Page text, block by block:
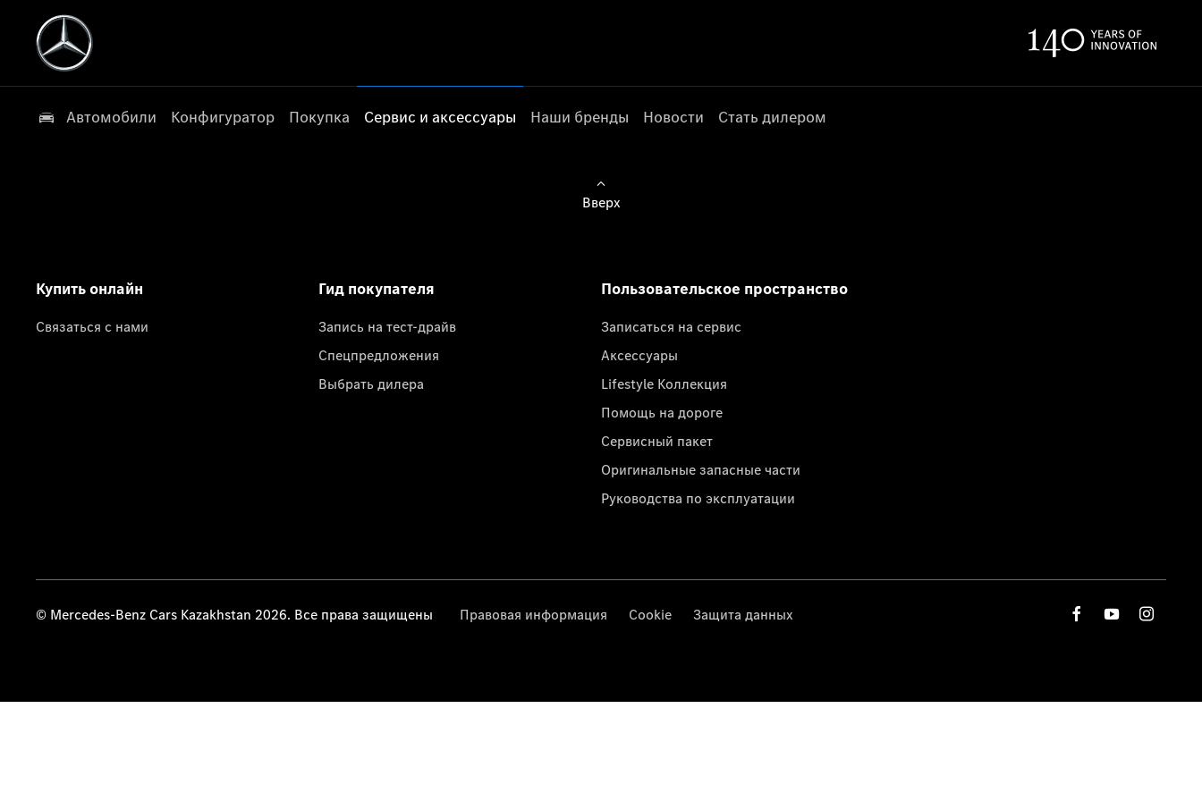
Автомобили Конфигуратор Покупка Сервис и аксессуары Наши бренды Новости Стать дилером
Вверх
Купить онлайн
Связаться с нами
Гид покупателя
Запись на тест-драйв
Спецпредложения
Выбрать дилера
Пользовательское пространство
Записаться на сервис
Аксессуары
Lifestyle Коллекция
Помощь на дороге
Сервисный пакет
Оригинальные запасные части
Руководства по эксплуатации
© Mercedes-Benz Cars Kazakhstan 2026. Все права защищены Правовая информация Cookie Защита данных